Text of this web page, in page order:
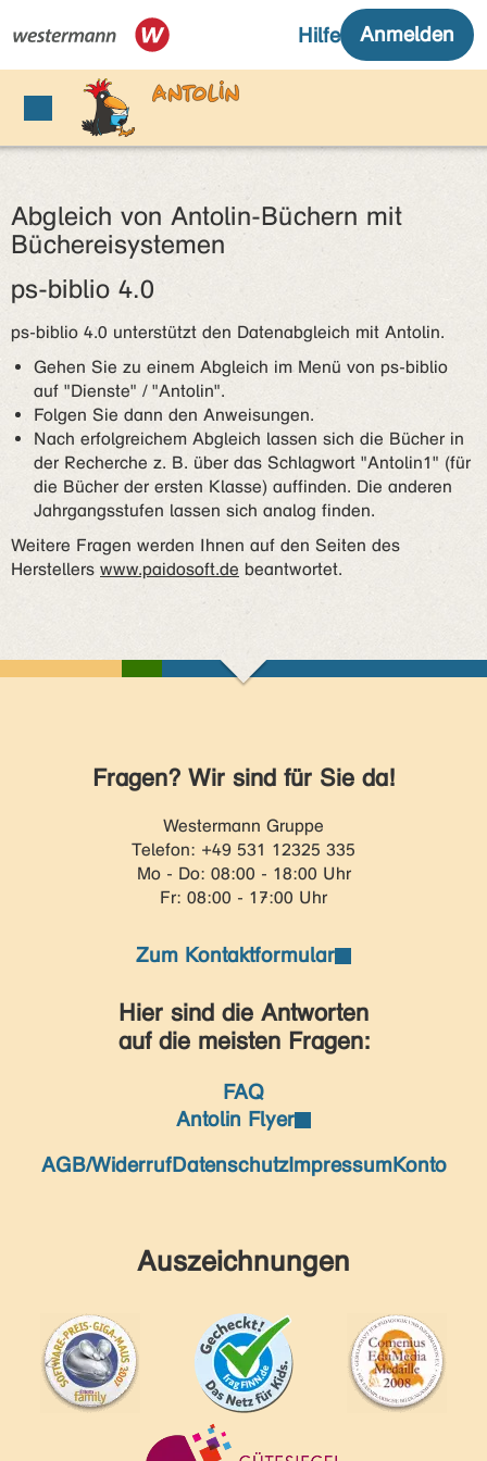
Abgleich von Antolin-Büchern mit
Büchereisystemen
ps-biblio 4.0
ps-biblio 4.0 unterstützt den Datenabgleich mit Antolin.
Gehen Sie zu einem Abgleich im Menü von ps-biblio
auf "Dienste" / "Antolin".
Folgen Sie dann den Anweisungen.
Nach erfolgreichem Abgleich lassen sich die Bücher in
der Recherche z. B. über das Schlagwort "Antolin1" (für
die Bücher der ersten Klasse) auffinden. Die anderen
Jahrgangsstufen lassen sich analog finden.
Weitere Fragen werden Ihnen auf den Seiten des
Herstellers www.paidosoft.de beantwortet.